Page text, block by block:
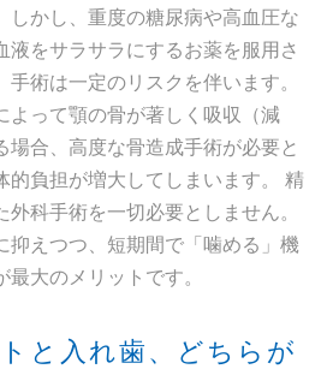
しかし、重度の糖尿病や高血圧な
液をサラサラにするお薬を服用さ
術は一定のリスクを伴います。
よって顎の骨が著しく吸収（減
場合、高度な骨造成手術が必要と
的負担が増大してしまいます。 精
科手術を一切必要としません。
抑えつつ、短期間で「噛める」機
大のメリットです。
と入れ歯、どちらが